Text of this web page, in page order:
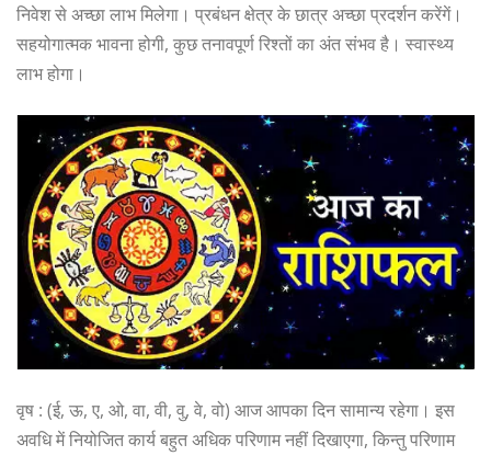
निवेश से अच्छा लाभ मिलेगा। प्रबंधन क्षेत्र के छात्र अच्छा प्रदर्शन करेंगें।
सहयोगात्मक भावना होगी, कुछ तनावपूर्ण रिश्तों का अंत संभव है। स्वास्थ्य
लाभ होगा।
वृष : (ई, ऊ, ए, ओ, वा, वी, वु, वे, वो) आज आपका दिन सामान्य रहेगा। इस
अवधि में नियोजित कार्य बहुत अधिक परिणाम नहीं दिखाएगा, किन्तु परिणाम